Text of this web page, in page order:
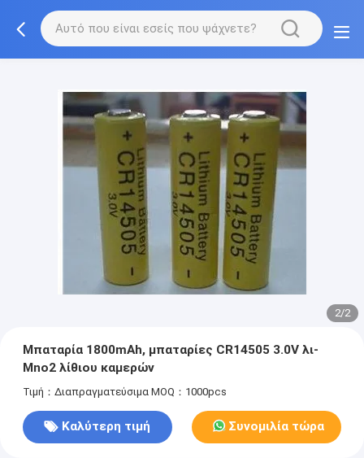
2/2
Μπαταρία 1800mAh, μπαταρίες CR14505 3.0V λι-
Mno2 λίθιου καμερών
Τιμή：Διαπραγματεύσιμα MOQ：1000pcs
Καλύτερη τιμή Συνομιλία τώρα